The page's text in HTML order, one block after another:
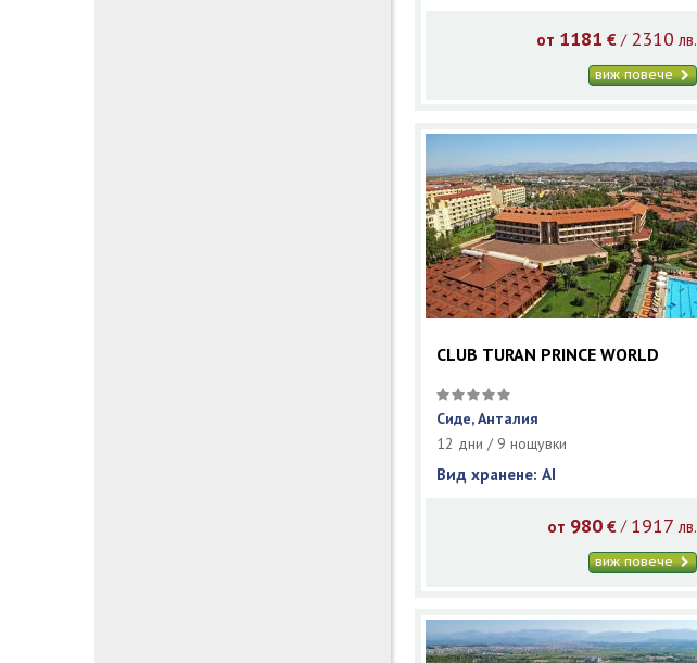
от 1181 € / 2310 лв.
виж повече
CLUB TURAN PRINCE WORLD
Сиде, Анталия
12 дни / 9 нощувки
Вид хранене: AI
от 980 € / 1917 лв.
виж повече